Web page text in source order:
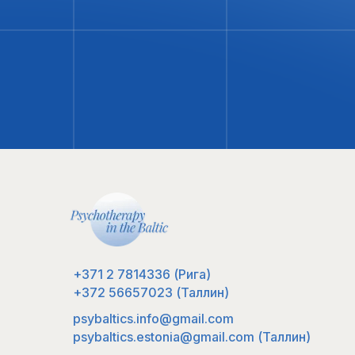
+371 2 7814336 (Рига)
+372 56657023 (Таллин)
psybaltics.info@gmail.com
psybaltics.estonia@gmail.com (Таллин)